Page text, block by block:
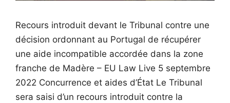
Recours introduit devant le Tribunal contre une
décision ordonnant au Portugal de récupérer
une aide incompatible accordée dans la zone
franche de Madère – EU Law Live 5 septembre
2022 Concurrence et aides d’État Le Tribunal
sera saisi d’un recours introduit contre la